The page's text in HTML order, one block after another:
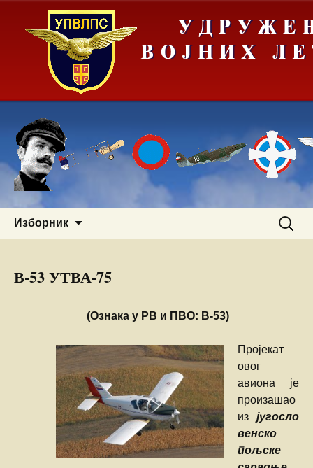
Изборник
В-53 УТВА-75
(Ознака у РВ и ПВО: В-53)
Пројекат
овог
авиона је
произашао
из југосло
венско
пољске